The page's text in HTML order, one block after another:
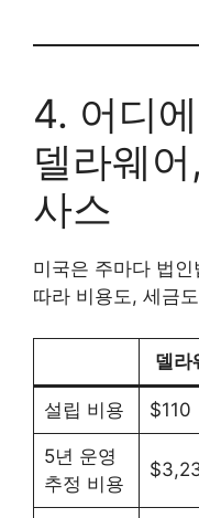
4. 어디
델라웨
사스
미국은 주마다 법
따라 비용도, 세금
델라
설립 비용 $110
5년 운영
추정 비용